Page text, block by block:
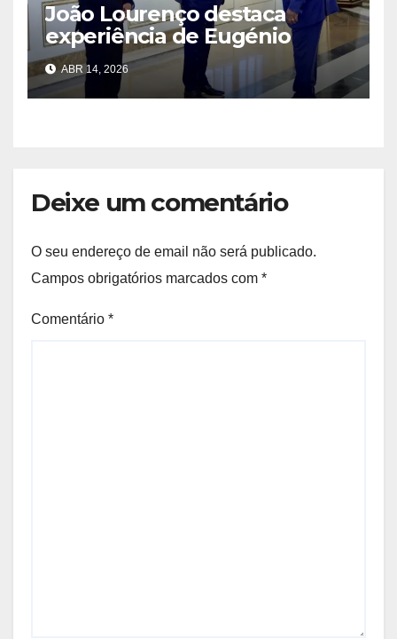
João Lourenço destaca
experiência de Eugénio
Laborinho
ABR 14, 2026
Deixe um comentário
O seu endereço de email não será publicado.
Campos obrigatórios marcados com *
Comentário *